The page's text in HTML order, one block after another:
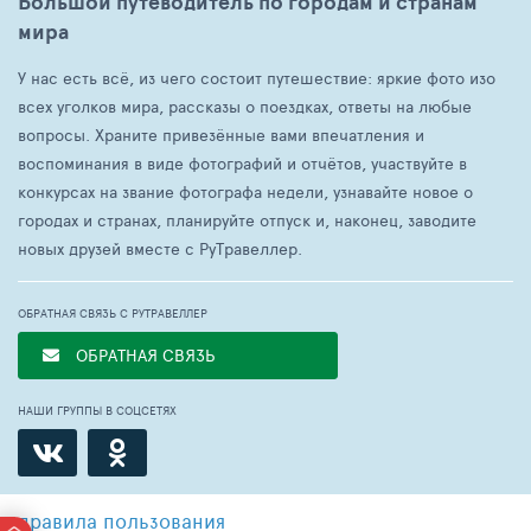
мира
У нас есть всё, из чего состоит путешествие: яркие фото изо
всех уголков мира, рассказы о поездках, ответы на любые
вопросы. Храните привезённые вами впечатления и
воспоминания в виде фотографий и отчётов, участвуйте в
конкурсах на звание фотографа недели, узнавайте новое о
городах и странах, планируйте отпуск и, наконец, заводите
новых друзей вместе с РуТравеллер.
ОБРАТНАЯ СВЯЗЬ С РУТРАВЕЛЛЕР
ОБРАТНАЯ СВЯЗЬ
НАШИ ГРУППЫ В СОЦСЕТЯХ
правила пользования